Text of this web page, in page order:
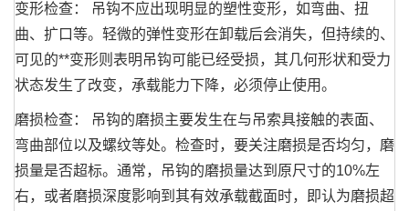
变形检查： 吊钩不应出现明显的塑性变形，如弯曲、扭
曲、扩口等。轻微的弹性变形在卸载后会消失，但持续的、
可见的**变形则表明吊钩可能已经受损，其几何形状和受力
状态发生了改变，承载能力下降，必须停止使用。
磨损检查： 吊钩的磨损主要发生在与吊索具接触的表面、
弯曲部位以及螺纹等处。检查时，要关注磨损是否均匀，磨
损量是否超标。通常，吊钩的磨损量达到原尺寸的10%左
右，或者磨损深度影响到其有效承载截面时，即认为磨损超